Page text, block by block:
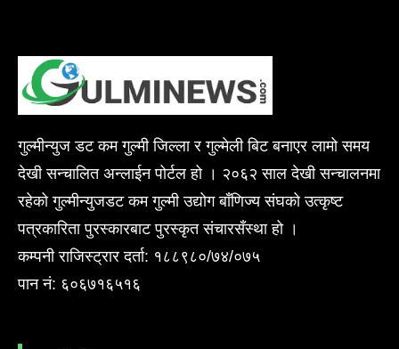
गुल्मीन्युज डट कम गुल्मी जिल्ला र गुल्मेली बिट बनाएर लामो समय
देखी सन्चालित अन्लाईन पोर्टल हो । २०६२ साल देखी सन्चालनमा
रहेको गुल्मीन्युजडट कम गुल्मी उद्योग बाँणिज्य संघको उत्कृष्ट
पत्रकारिता पुरस्कारबाट पुरस्कृत संचारसँस्था हो ।
कम्पनी राजिस्ट्रार दर्ता: १८८९८०/७४/०७५
पान नं: ६०६७१६५१६